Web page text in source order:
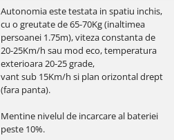
Autonomia este testata in spatiu inchis,
cu o greutate de 65-70Kg (inaltimea
persoanei 1.75m), viteza constanta de
20-25Km/h sau mod eco, temperatura
exterioara 20-25 grade,
vant sub 15Km/h si plan orizontal drept
(fara panta).
Mentine nivelul de incarcare al bateriei
peste 10%.